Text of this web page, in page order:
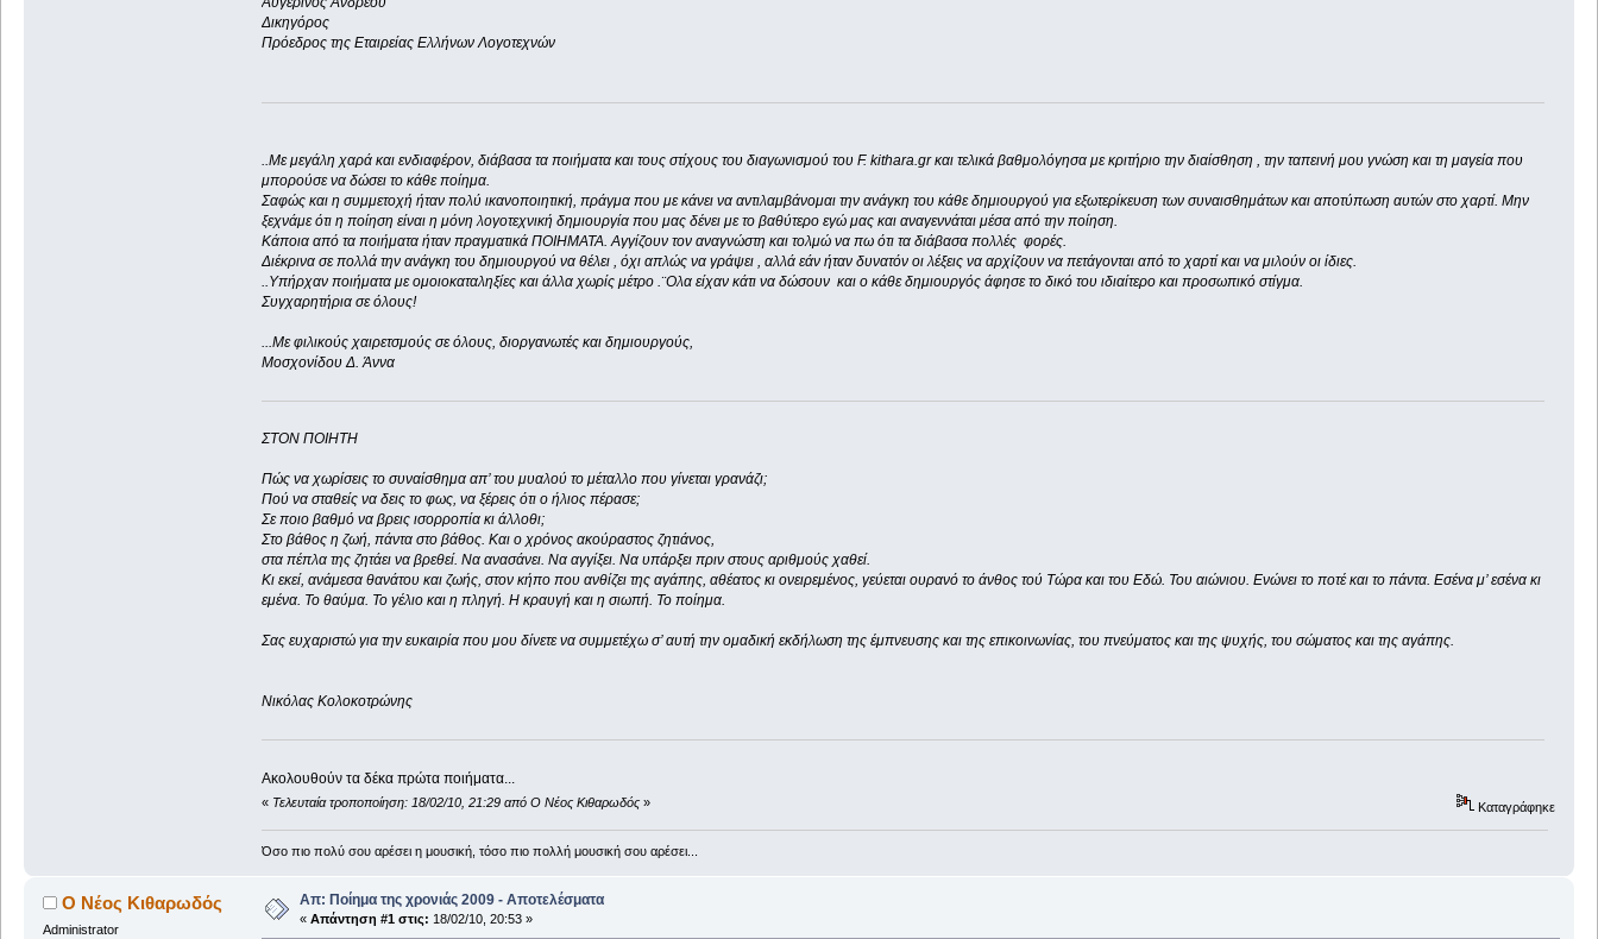
Δικηγόρος
Πρόεδρος της Εταιρείας Ελλήνων Λογοτεχνών
..Με μεγάλη χαρά και ενδιαφέρον, διάβασα τα ποιήματα και τους στίχους του διαγωνισμού του F. kithara.gr και τελικά βαθμολόγησα με κριτήριο την διαίσθηση , την ταπεινή μου γνώση και τη μαγεία που
μπορούσε να δώσει το κάθε ποίημα.
Σαφώς και η συμμετοχή ήταν πολύ ικανοποιητική, πράγμα που με κάνει να αντιλαμβάνομαι την ανάγκη του κάθε δημιουργού για εξωτερίκευση των συναισθημάτων και αποτύπωση αυτών στο χαρτί. Μην
ξεχνάμε ότι η ποίηση είναι η μόνη λογοτεχνική δημιουργία που μας δένει με το βαθύτερο εγώ μας και αναγεννάται μέσα από την ποίηση.
Κάποια από τα ποιήματα ήταν πραγματικά ΠΟΙΗΜΑΤΑ. Αγγίζουν τον αναγνώστη και τολμώ να πω ότι τα διάβασα πολλές φορές.
Διέκρινα σε πολλά την ανάγκη του δημιουργού να θέλει , όχι απλώς να γράψει , αλλά εάν ήταν δυνατόν οι λέξεις να αρχίζουν να πετάγονται από το χαρτί και να μιλούν οι ίδιες.
..Υπήρχαν ποιήματα με ομοιοκαταληξίες και άλλα χωρίς μέτρο .¨Ολα είχαν κάτι να δώσουν και ο κάθε δημιουργός άφησε το δικό του ιδιαίτερο και προσωπικό στίγμα.
Συγχαρητήρια σε όλους!
...Με φιλικούς χαιρετσμούς σε όλους, διοργανωτές και δημιουργούς,
Μοσχονίδου Δ. Άννα
ΣΤΟΝ ΠΟΙΗΤΗ
Πώς να χωρίσεις το συναίσθημα απ’ του μυαλού το μέταλλο που γίνεται γρανάζι;
Πού να σταθείς να δεις το φως, να ξέρεις ότι ο ήλιος πέρασε;
Σε ποιο βαθμό να βρεις ισορροπία κι άλλοθι;
Στο βάθος η ζωή, πάντα στο βάθος. Και ο χρόνος ακούραστος ζητιάνος,
στα πέπλα της ζητάει να βρεθεί. Να ανασάνει. Να αγγίξει. Να υπάρξει πριν στους αριθμούς χαθεί.
Κι εκεί, ανάμεσα θανάτου και ζωής, στον κήπο που ανθίζει της αγάπης, αθέατος κι ονειρεμένος, γεύεται ουρανό το άνθος τού Τώρα και του Εδώ. Του αιώνιου. Ενώνει το ποτέ και το πάντα. Εσένα μ’ εσένα κι
εμένα. Το θαύμα. Το γέλιο και η πληγή. Η κραυγή και η σιωπή. Το ποίημα.
Σας ευχαριστώ για την ευκαιρία που μου δίνετε να συμμετέχω σ’ αυτή την ομαδική εκδήλωση της έμπνευσης και της επικοινωνίας, του πνεύματος και της ψυχής, του σώματος και της αγάπης.
Νικόλας Κολοκοτρώνης
Ακολουθούν τα δέκα πρώτα ποιήματα...
« Τελευταία τροποποίηση: 18/02/10, 21:29 από Ο Νέος Κιθαρωδός» Καταγράφηκε
Όσο πιο πολύ σου αρέσει η μουσική, τόσο πιο πολλή μουσική σου αρέσει...
Ο Νέος Κιθαρωδός
Administrator
Απ: Ποίημα της χρονιάς 2009 - Αποτελέσματα
« Απάντηση #1 στις: 18/02/10, 20:53 »